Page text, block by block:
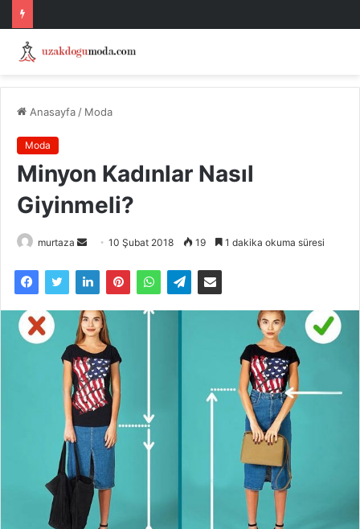
Anasayfa / Moda
Moda
Minyon Kadınlar Nasıl
Giyinmeli?
murtaza
Bir
posta
10 Şubat 2018 19 1 dakika okuma süresi